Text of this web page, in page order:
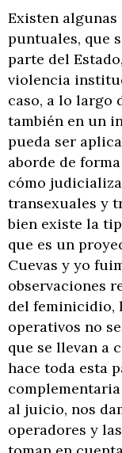
Existen algunas
puntuales, que
parte del
violencia
caso, a lo largo
también en un
pueda ser
aborde de
cómo
transexuales y
bien existe la
que es un
Cuevas y yo
observaciones
del feminicidio,
operativos no
que se llevan a
hace toda esta
al juicio, nos
operadores y